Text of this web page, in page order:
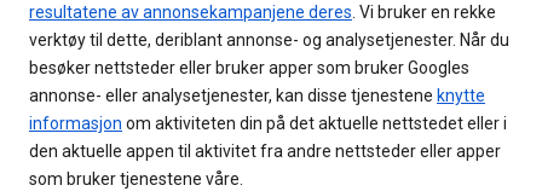
resultatene av annonsekampanjene deres. Vi bruker en rekke
verktøy til dette, deriblant annonse- og analysetjenester. Når du
besøker nettsteder eller bruker apper som bruker Googles
annonse- eller analysetjenester, kan disse tjenestene knytte
informasjon om aktiviteten din på det aktuelle nettstedet eller i
den aktuelle appen til aktivitet fra andre nettsteder eller apper
som bruker tjenestene våre.